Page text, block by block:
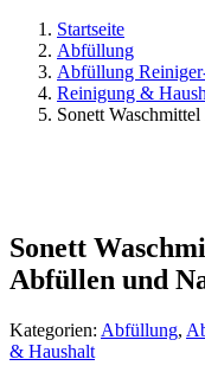
Startseite
Abfüllung
Abfüllung
Reinigung &
Sonett
Sonett
Abfüllen und
Kategorien: Abfüllung,
& Haushalt